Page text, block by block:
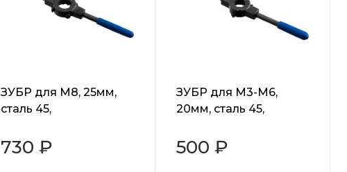
ЗУБР для M8, 25мм,
сталь 45,
стопорными винтами,
730 ₽
ЗУБР для M3-M6,
20мм, сталь 45,
стопорными винтами,
500 ₽